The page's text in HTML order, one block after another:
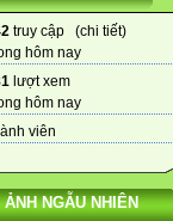
truy cập (chi tiết)
hôm nay
lượt xem
hôm nay
viên
ẢNH NGẪU NHIÊN